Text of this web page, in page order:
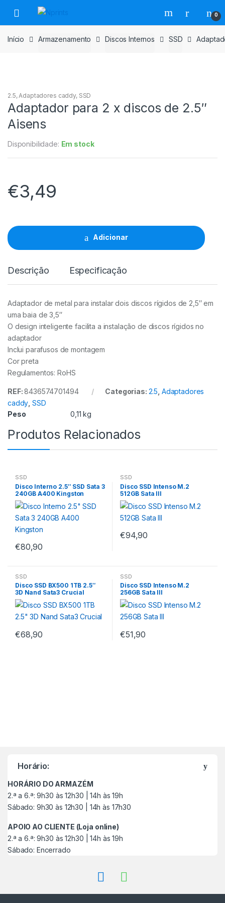
para
navegação
para
o
conteúdo
0
Início Armazenamento Discos Internos SSD
2.5, Adaptadores caddy, SSD
Adaptador para 2 x discos de 2.5″
Aisens
Disponibilidade: Em stock
€3,49
para
2
x
discos
2.5"
Adicionar
Descrição Especificação
Adaptador de metal para instalar dois discos rígidos de 2,5″ em
uma baia de 3,5″
O design inteligente facilita a instalação de discos rígidos no
adaptador
Inclui parafusos de montagem
Cor preta
Regulamentos: RoHS
REF:8436574701494 Categorias: 2.5 Adaptadores
caddy ,SSD
Peso
0,11 kg
Produtos Relacionados
SSD
Disco Interno 2.5″ SSD Sata 3
240GB A400 Kingston
€80,90
SSD
Disco SSD Intenso M.2
512GB Sata III
€94,90
SSD
Disco SSD BX500 1TB 2.5″
3D Nand Sata3 Crucial
€68,90
SSD
Disco SSD Intenso M.2
256GB Sata III
€51,90
r
Horário:
HORÁRIO DO ARMAZÉM
2.ª a 6.ª: 9h30 às 12h30 | 14h às 19h
Sábado: 9h30 às 12h30 | 14h às 17h30
APOIO AO CLIENTE (Loja online)
2.ª a 6.ª: 9h30 às 12h30 | 14h às 19h
Sábado: Encerrado